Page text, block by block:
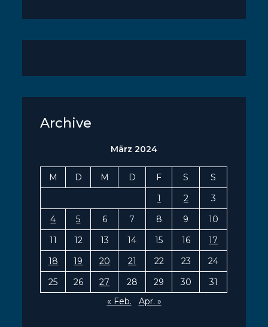
Archive
März 2024
M D M D F S
S
1
2
3
4
5 6 7 8 9
10
11
12 13 14 15 16
17
18
19 20 21 22 23
24
25
26 27 28 29 30
31
« Feb.
Apr. »